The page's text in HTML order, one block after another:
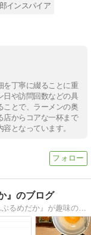
インスパイア
を丁寧に綴ることに重
日や訪問回数などの具
ことで、ラーメンの奥
店からコアな一杯まで
となっています。
』のブログ
こちらは管理人の『ぴよさん』こと『てんぷるめだか』が趣味のメダカ飼育や販売、我が家が建てた一条工務店のi-smartのこと、ラーメン店巡り等々を綴ったりしている雑記ブログです(^^)